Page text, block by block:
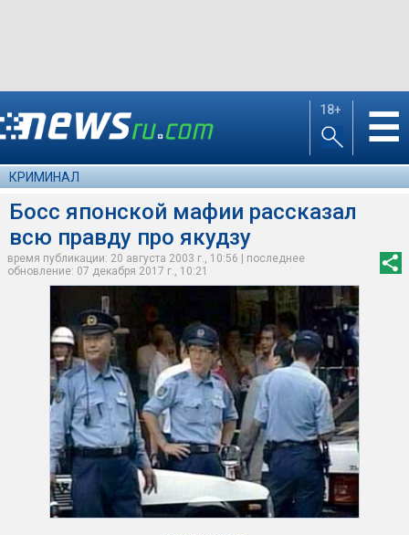
18+ ☰
КРИМИНАЛ
Босс японской мафии рассказал
всю правду про якудзу
время публикации: 20 августа 2003 г., 10:56 | последнее
обновление: 07 декабря 2017 г., 10:21